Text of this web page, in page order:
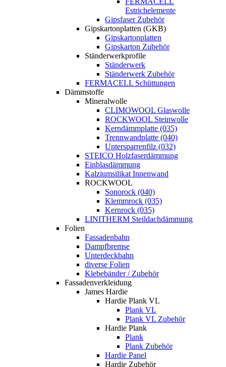
Estrichelemente
Gipsfaser Zubehör
Gipskartonplatten (GKB)
Gipskartonplatten
Gipskarton Zubehör
Ständerwerkprofile
Ständerwerk
Ständerwerk Zubehör
FERMACELL Schüttungen
Dämmstoffe
Mineralwolle
CLIMOWOOL Glaswolle
ROCKWOOL Steinwolle
Kerndämmplatte (035)
Trennwandplatte (040)
Untersparrenfilz (032)
STEICO Holzfaserdämmung
Einblasdämmung
Kalziumsilikat Innenwand
ROCKWOOL
Sonorock (040)
Klemmrock (035)
Kernrock (035)
LINITHERM Steildachdämmung
Folien
Fassadenbahn
Dampfbremse
Unterdeckbahn
diverse Folien
Klebebänder / Zubehör
Fassadenverkleidung
James Hardie
Hardie Plank VL
Plank VL
Plank VL Zubehör
Hardie Plank
Plank
Plank Zubehör
Hardie Panel
Hardie Zubehör